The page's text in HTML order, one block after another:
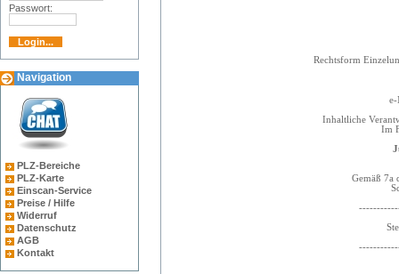
Passwort:
Navigation
PLZ-Bereiche
PLZ-Karte
Einscan-Service
Preise / Hilfe
Widerruf
Datenschutz
AGB
Kontakt
Rechtsform
Inhaltliche
Im
Gemäß 7a